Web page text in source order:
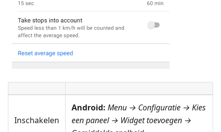
Inschakelen
Android: Menu → Configuratie → Kies
een paneel → Widget toevoegen →